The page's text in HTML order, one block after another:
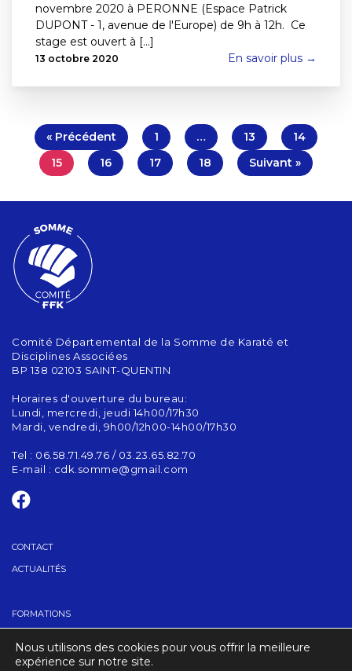
novembre 2020 à PERONNE (Espace Patrick
DUPONT - 1, avenue de l'Europe) de 9h à 12h. Ce
stage est ouvert à [...]
13 octobre 2020 En savoir plus →
« Précédent 1 … 13
14
15
16 17 18 Suivant »
Comité Départemental de la Somme de Karaté et
Disciplines Associées
BP 138 02103 SAINT-QUENTIN
Horaires d'ouverture du bureau:
Lundi, mercredi, jeudi 14h00/17h30
Mardi, vendredi, 9h00/12h00-14h00/17h30
Tel : 06.58.71.49.76 / 03.23.65.82.70
E-mail : cdk.somme@gmail.com
CONTACT
ACTUALITÉS
FORMATIONS
TROUVER UN CLUB
Nous utilisons des cookies pour vous offrir la meilleure
expérience sur notre site.